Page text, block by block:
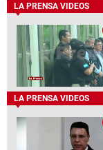
LA PRENSA VIDEOS
LA PRENSA VIDEOS